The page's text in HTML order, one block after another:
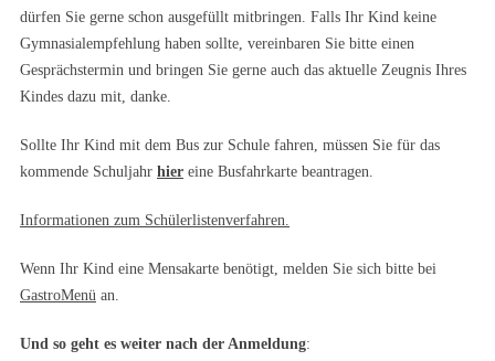
dürfen Sie gerne schon ausgefüllt mitbringen. Falls Ihr Kind keine
Gymnasialempfehlung haben sollte, vereinbaren Sie bitte einen
Gesprächstermin und bringen Sie gerne auch das aktuelle Zeugnis Ihres
Kindes dazu mit, danke.
Sollte Ihr Kind mit dem Bus zur Schule fahren, müssen Sie für das
kommende Schuljahr hier eine Busfahrkarte beantragen.
Informationen zum Schülerlistenverfahren.
Wenn Ihr Kind eine Mensakarte benötigt, melden Sie sich bitte bei
GastroMenü an.
Und so geht es weiter nach der Anmeldung: